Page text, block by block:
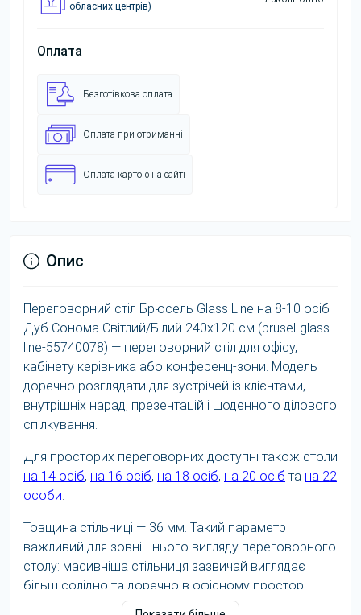
обласних центрів)
Оплата
Безготівкова оплата
Оплата при отриманні
Оплата картою на сайті
Опис
Переговорний стіл Брюсель Glass Line на 8-10 осіб
Дуб Сонома Світлий/Білий 240x120 см (brusel-glass-
line-55740078) — переговорний стіл для офісу,
кабінету керівника або конференц-зони. Модель
доречно розглядати для зустрічей із клієнтами,
внутрішніх нарад, презентацій і щоденного ділового
спілкування.
Для просторих переговорних доступні також столи
на 14 осіб, на 16 осіб, на 18 осіб, на 20 осіб та на 22
особи.
Товщина стільниці — 36 мм. Такий параметр
важливий для зовнішнього вигляду переговорного
столу: масивніша стільниця зазвичай виглядає
більш солідно та доречно в офісному просторі.